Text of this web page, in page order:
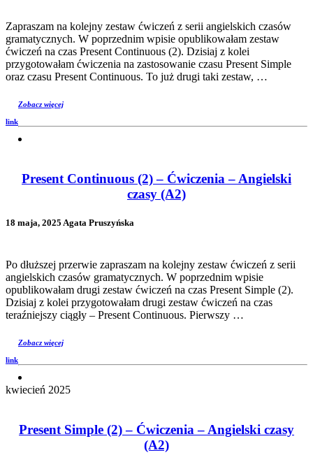
Zapraszam na kolejny zestaw ćwiczeń z serii angielskich czasów
gramatycznych. W poprzednim wpisie opublikowałam zestaw
ćwiczeń na czas Present Continuous (2). Dzisiaj z kolei
przygotowałam ćwiczenia na zastosowanie czasu Present Simple
oraz czasu Present Continuous. To już drugi taki zestaw, …
link
Zobacz więcej
Present Continuous (2) – Ćwiczenia – Angielski
czasy (A2)
18 maja, 2025 Agata Pruszyńska
Po dłuższej przerwie zapraszam na kolejny zestaw ćwiczeń z serii
angielskich czasów gramatycznych. W poprzednim wpisie
opublikowałam drugi zestaw ćwiczeń na czas Present Simple (2).
Dzisiaj z kolei przygotowałam drugi zestaw ćwiczeń na czas
teraźniejszy ciągły – Present Continuous. Pierwszy …
link
Zobacz więcej
kwiecień 2025
Present Simple (2) – Ćwiczenia – Angielski czasy
(A2)